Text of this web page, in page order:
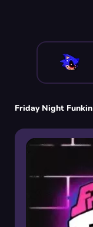
Friday Night Funkin